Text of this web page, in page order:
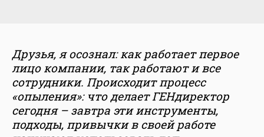
Друзья, я осознал: как работает первое
лицо компании, так работают и все
сотрудники. Происходит процесс
«опыления»: что делает ГЕНдиректор
сегодня – завтра эти инструменты,
подходы, привычки в своей работе